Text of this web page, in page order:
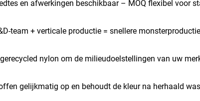
en afwerkingen beschikbaar – MOQ flexibel voor
team + verticale productie = snellere
nylon om de milieudoelstellingen van uw
gelijkmatig op en behoudt de kleur na herhaald